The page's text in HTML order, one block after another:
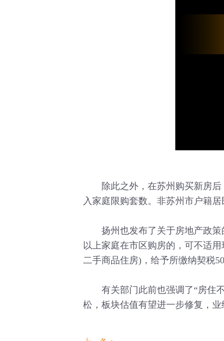
除此之外，在苏州购买新房后
入家庭限购套数。非苏州市户籍居
扬州也发布了关于房地产政策
以上家庭在市区购房的，可不适
二手商品住房)，给予所缴纳契税
有关部门此前也强调了“房住不
松，板块估值有望进一步修复，